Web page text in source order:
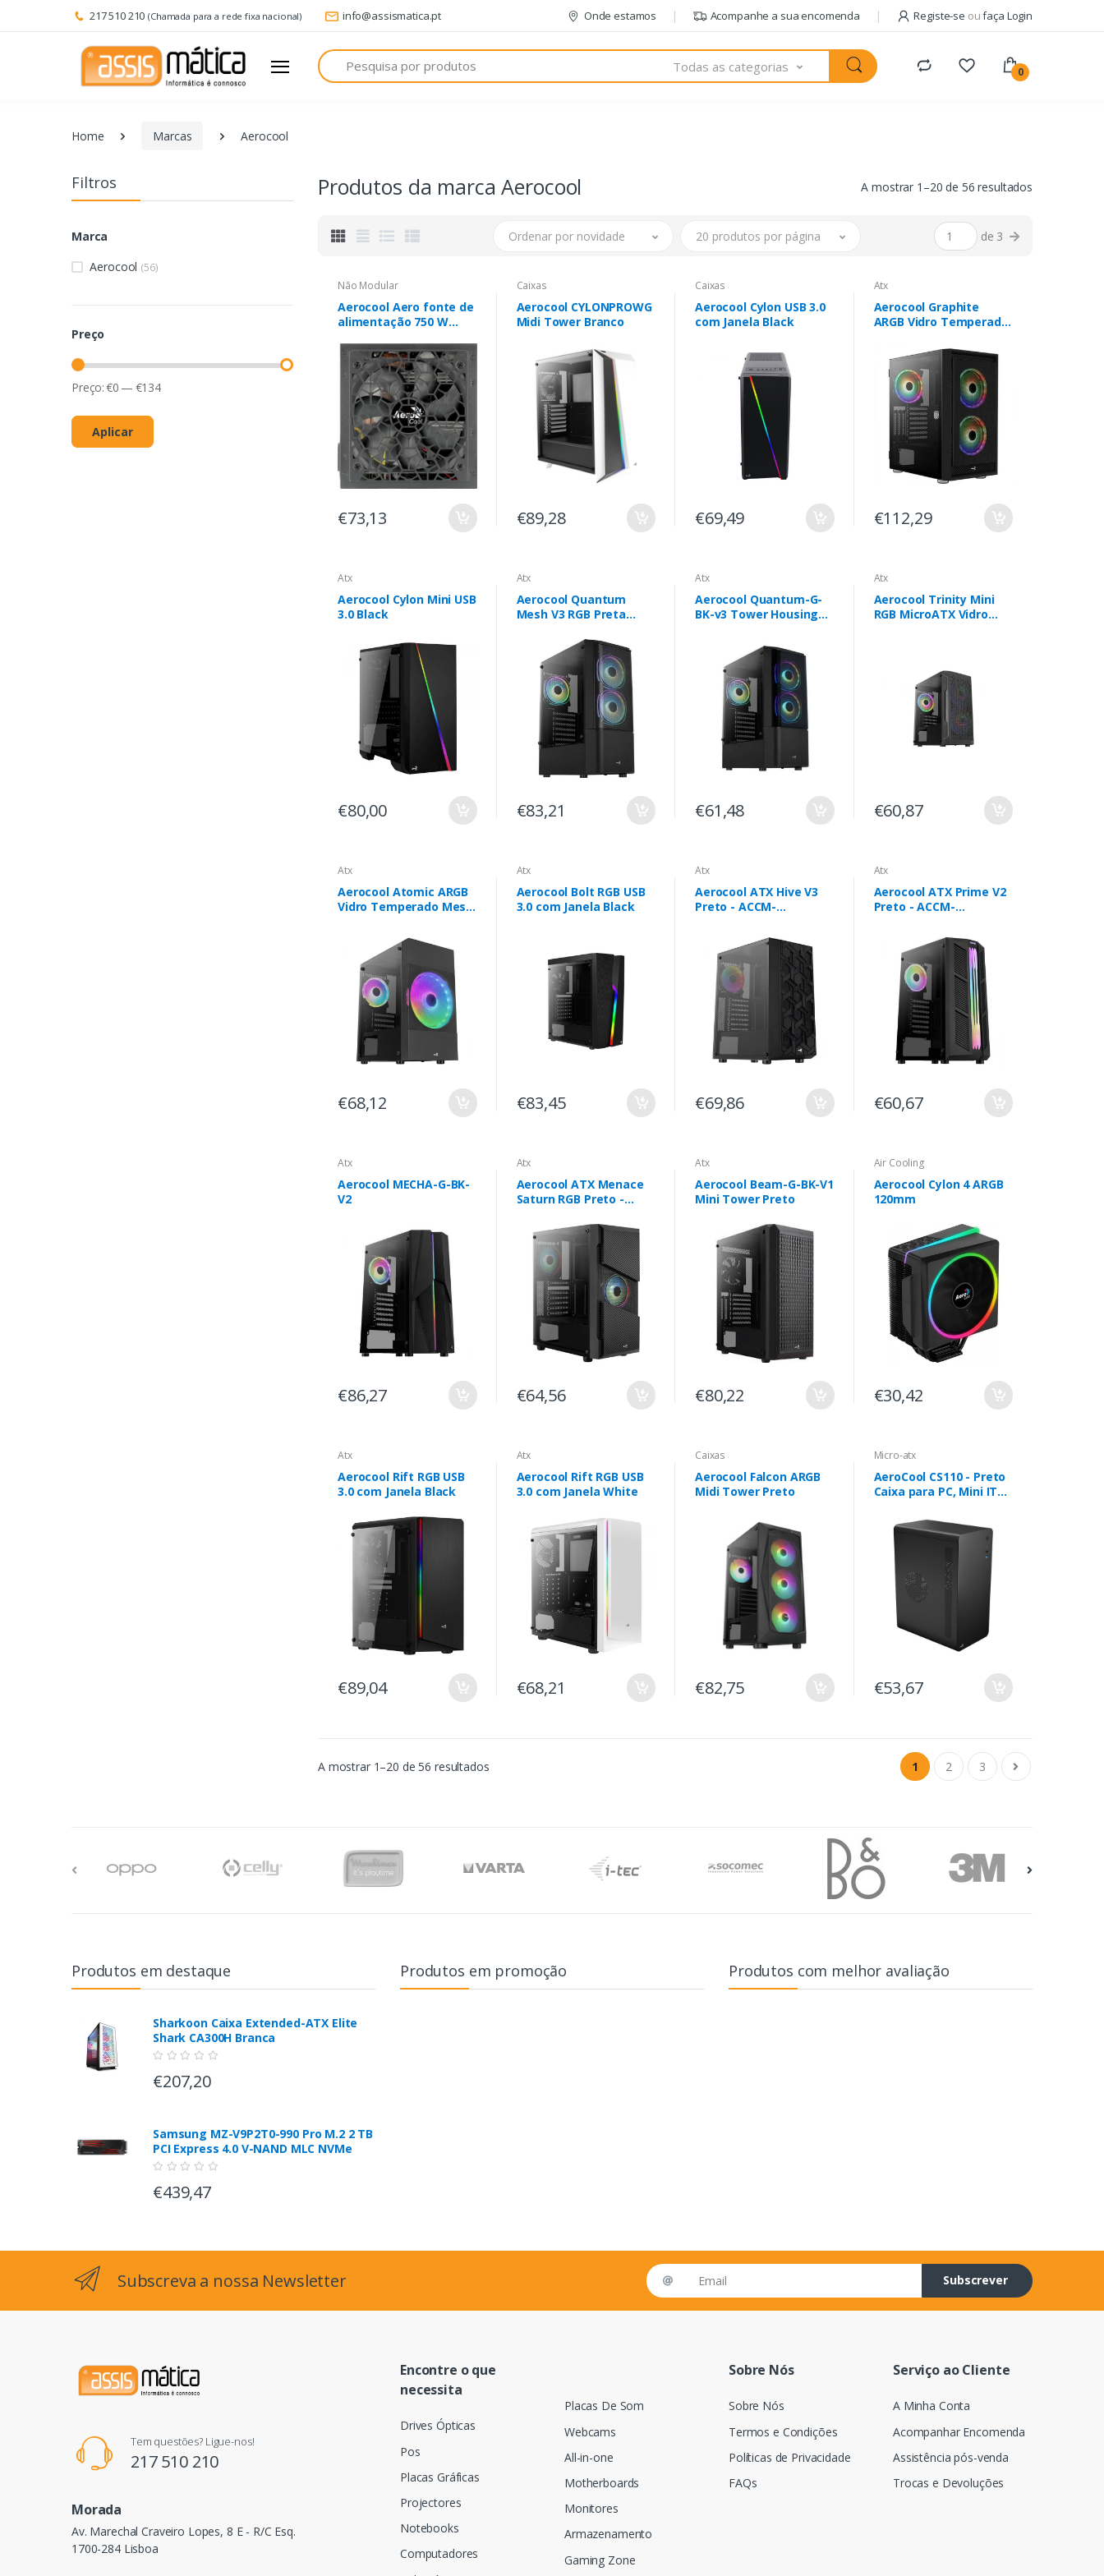
217 510 210 (Chamada para a rede fixa nacional) info@assismatica.pt Onde estamos Acompanhe a sua encomenda Registe-se oufaça Login
Pesquisa
Todas as categorias 0
Home Marcas Aerocool
Filtros
Marca
Aerocool (56)
Preço
Preço:€0 — €134
Aplicar
Produtos da marca Aerocool A mostrar 1–20 de 56 resultados
Ordenar por novidade 20 produtos por página de 3
Não Modular
Aerocool Aero fonte de
alimentação 750 W
€73,13
Caixas
Aerocool CYLONPROWG
Midi Tower Branco
€89,28
Caixas
Aerocool Cylon USB 3.0
com Janela Black
€69,49
Atx
Aerocool Graphite
ARGB Vidro Temperado
€112,29
Atx
Aerocool Cylon Mini USB
3.0 Black
€80,00
Atx
Aerocool Quantum
Mesh V3 RGB Preta
Temperado) -
QUANTUMMESHV3BK
€83,21
Atx
Aerocool Quantum-G-
BK-v3 Tower Housing
ACCM-PV30133.11
€61,48
Atx
Aerocool Trinity Mini
RGB MicroATX Vidro
€60,87
Atx
Aerocool Atomic ARGB
Vidro Temperado Mesh
€68,12
Atx
Aerocool Bolt RGB USB
3.0 com Janela Black
€83,45
Atx
Aerocool ATX Hive V3
Preto - ACCM-
€69,86
Atx
Aerocool ATX Prime V2
Preto - ACCM-
€60,67
Atx
Aerocool MECHA-G-BK-
V2
€86,27
Atx
Aerocool ATX Menace
Saturn RGB Preto -
€64,56
Atx
Aerocool Beam-G-BK-V1
Mini Tower Preto
€80,22
Air Cooling
Aerocool Cylon 4 ARGB
120mm
€30,42
Atx
Aerocool Rift RGB USB
3.0 com Janela Black
€89,04
Atx
Aerocool Rift RGB USB
3.0 com Janela White
€68,21
Caixas
Aerocool Falcon ARGB
Midi Tower Preto
€82,75
Micro-atx
AeroCool CS110 - Preto
Caixa para PC, Mini ITX /
de 80 mm incluída
€53,67
A mostrar 1–20 de 56 resultados 1 2 3
Produtos em destaque
Sharkoon Caixa Extended-ATX Elite
Shark CA300H Branca
€207,20
Samsung MZ-V9P2T0-990 Pro M.2 2 TB
PCI Express 4.0 V-NAND MLC NVMe
€439,47
Produtos em promoção Produtos com melhor avaliação
Subscreva a nossa Newsletter Email address
Subscrever
Tem questões? Ligue-nos!
217 510 210
Morada
Av. Marechal Craveiro Lopes, 8 E - R/C Esq.
1700-284 Lisboa
Encontre o que
necessita
Drives Ópticas
Pos
Placas Gráficas
Projectores
Notebooks
Computadores
Placas De Som
Webcams
All-in-one
Motherboards
Monitores
Armazenamento
Gaming Zone
Sobre Nós
Sobre Nós
Termos e Condições
Políticas de Privacidade
FAQs
Serviço ao Cliente
A Minha Conta
Acompanhar Encomenda
Assistência pós-venda
Trocas e Devoluções